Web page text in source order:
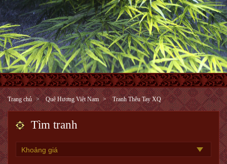
Trang chủ Quê Hương Việt Nam Tranh Thêu Tay XQ
Tìm tranh